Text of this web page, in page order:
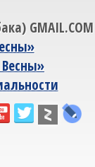
GMAIL.COM